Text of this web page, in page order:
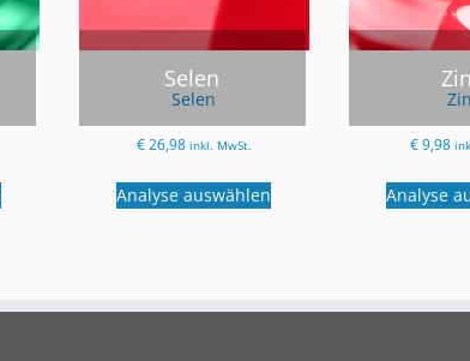
Selen
Selen
€26,98 inkl. MwSt.
Analyse auswählen
€9,98
Analyse